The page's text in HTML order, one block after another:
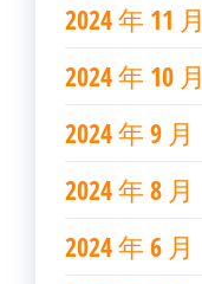
2024 年 11 月
2024 年 10 月
2024 年 9 月
2024 年 8 月
2024 年 6 月